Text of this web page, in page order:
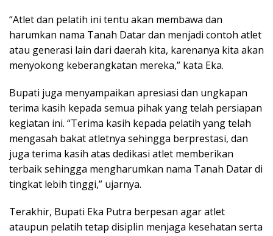
“Atlet dan pelatih ini tentu akan membawa dan
harumkan nama Tanah Datar dan menjadi contoh atlet
atau generasi lain dari daerah kita, karenanya kita akan
menyokong keberangkatan mereka,” kata Eka.
Bupati juga menyampaikan apresiasi dan ungkapan
terima kasih kepada semua pihak yang telah persiapan
kegiatan ini. “Terima kasih kepada pelatih yang telah
mengasah bakat atletnya sehingga berprestasi, dan
juga terima kasih atas dedikasi atlet memberikan
terbaik sehingga mengharumkan nama Tanah Datar di
tingkat lebih tinggi,” ujarnya.
Terakhir, Bupati Eka Putra berpesan agar atlet
ataupun pelatih tetap disiplin menjaga kesehatan serta